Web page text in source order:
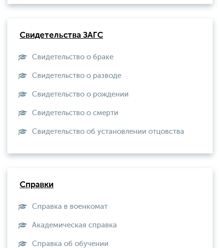
Свидетельства ЗАГС
Свидетельство о браке
Свидетельство о разводе
Свидетельство о рождении
Свидетельство о смерти
Свидетельство об установлении отцовства
Справки
Справка в военкомат
Академическая справка
Справка об обучении